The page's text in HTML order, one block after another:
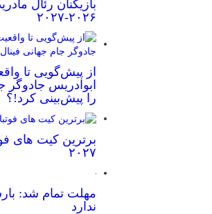
بازیکنان رئال
۲۰۲۶-۲۰۲۷
از پیش‌گویی تا
ابوادریس جادوگر
را پیش‌بینی کرد!؟
برترین کیت های
۲۰۲۷
مهلت تمام شد:
ندارد